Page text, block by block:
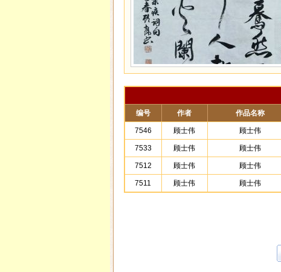
编号 作者 作品名称
7546 顾士伟 顾士伟
7533 顾士伟 顾士伟
7512 顾士伟 顾士伟
7511 顾士伟 顾士伟